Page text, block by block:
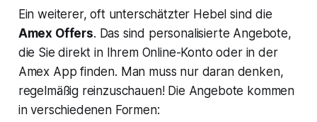
Ein weiterer, oft unterschätzter Hebel sind die
Amex Offers. Das sind personalisierte Angebote,
die Sie direkt in Ihrem Online-Konto oder in der
Amex App finden. Man muss nur daran denken,
regelmäßig reinzuschauen! Die Angebote kommen
in verschiedenen Formen: